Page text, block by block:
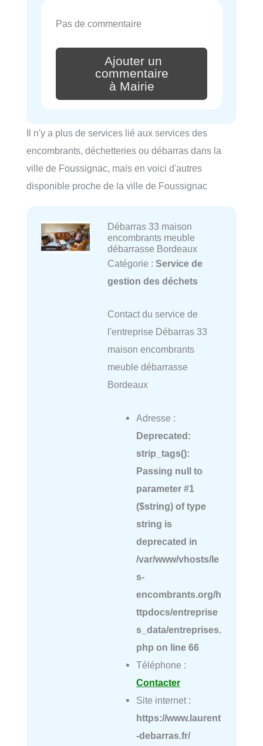
Pas de commentaire
Ajouter un
commentaire
à Mairie
Il n'y a plus de services lié aux services des
encombrants, déchetteries ou débarras dans la
ville de Foussignac, mais en voici d'autres
disponible proche de la ville de Foussignac
Débarras 33 maison
encombrants meuble
débarrasse Bordeaux
Catégorie : Service de
gestion des déchets
Contact du service de
l'entreprise Débarras 33
maison encombrants
meuble débarrasse
Bordeaux
Adresse :
Deprecated:
strip_tags():
Passing null to
parameter #1
($string) of type
string is
deprecated in
/var/www/vhosts/le
s-
encombrants.org/h
ttpdocs/entreprise
s_data/entreprises.
php on line 66
Téléphone :
Contacter
Site internet :
https://www.laurent
-debarras.fr/